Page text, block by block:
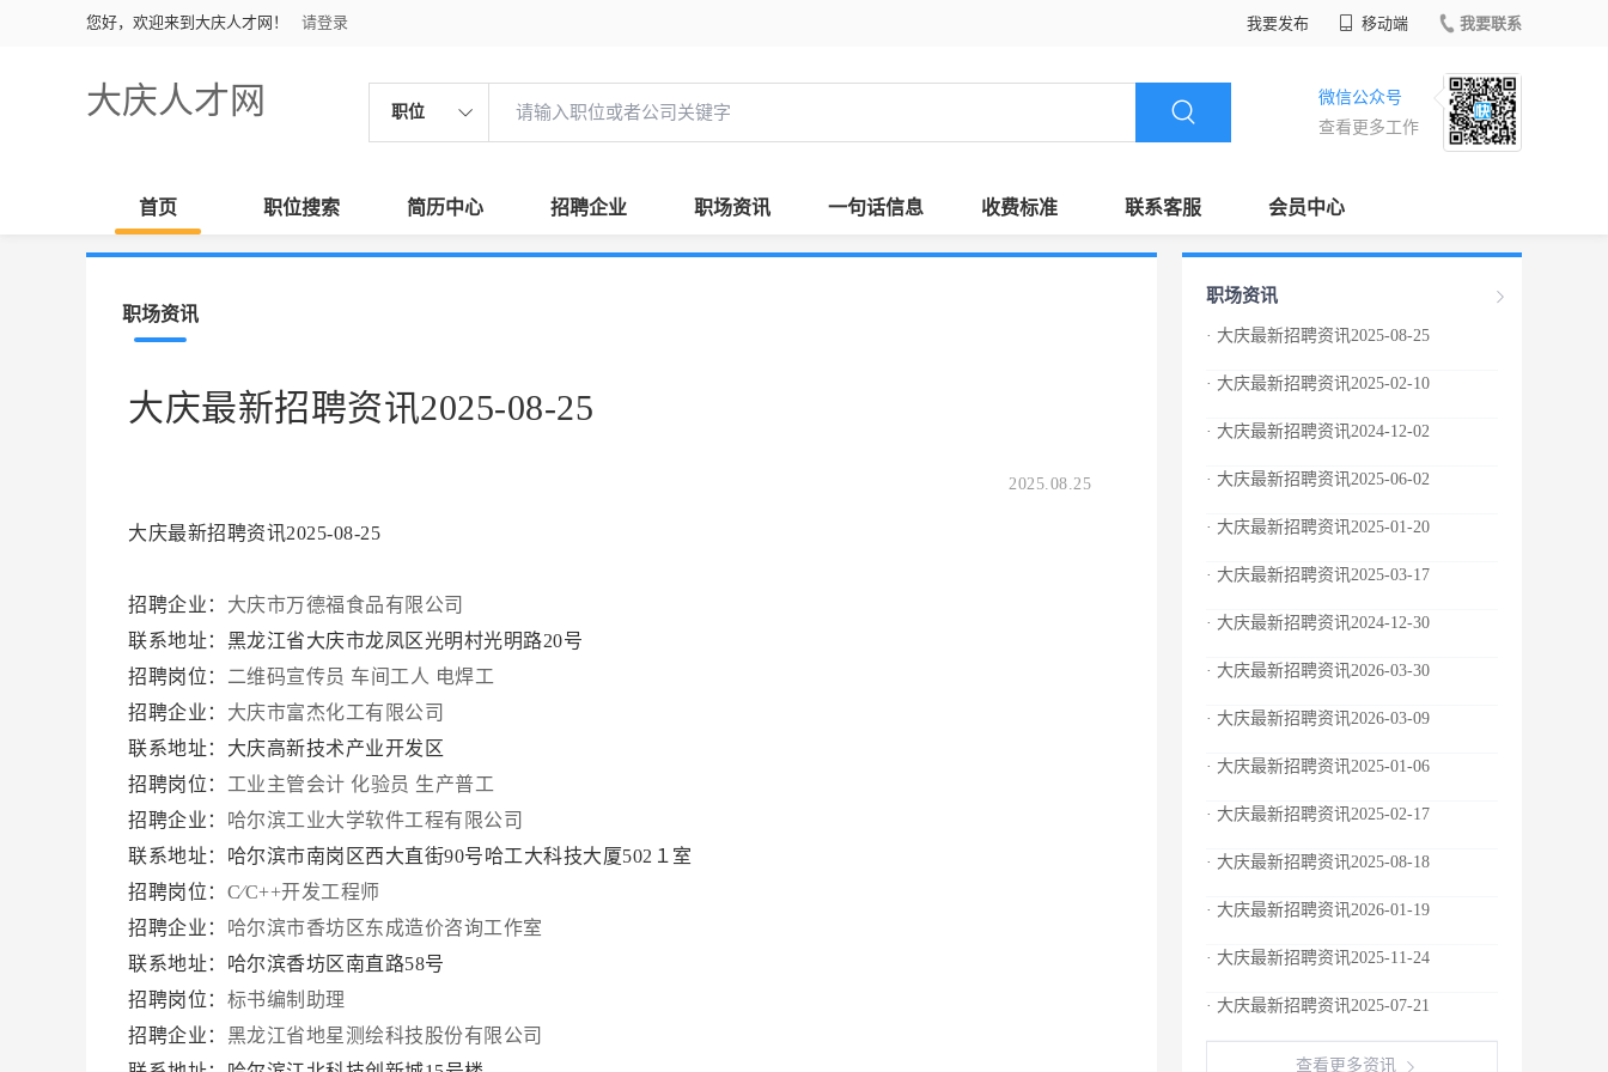
您好，欢迎来到大庆人才网！ 请登录 我要发布 移动端 我要联系
大庆人才网 职位
微信公众号
查看更多工作
首页 职位搜索 简历中心 招聘企业 职场资讯 一句话信息 收费标准 联系客服 会员中心
职场资讯
大庆最新招聘资讯2025-08-25
2025.08.25
大庆最新招聘资讯2025-08-25
招聘企业： 大庆市万德福食品有限公司
联系地址：黑龙江省大庆市龙凤区光明村光明路20号
招聘岗位： 二维码宣传员 车间工人 电焊工
招聘企业： 大庆市富杰化工有限公司
联系地址：大庆高新技术产业开发区
招聘岗位： 工业主管会计 化验员 生产普工
招聘企业：
哈尔滨工业大学软件工程有限公司
联系地址：哈尔滨市南岗区西大直街90号哈工大科技大厦502１室
招聘岗位： C∕C++开发工程师
招聘企业：
哈尔滨市香坊区东成造价咨询工作室
联系地址：哈尔滨香坊区南直路58号
招聘岗位： 标书编制助理
招聘企业： 黑龙江省地星测绘科技股份有限公司
职场资讯
· 大庆最新招聘资讯2025-08-25
· 大庆最新招聘资讯2025-02-10
· 大庆最新招聘资讯2024-12-02
· 大庆最新招聘资讯2025-06-02
· 大庆最新招聘资讯2025-01-20
· 大庆最新招聘资讯2025-03-17
· 大庆最新招聘资讯2024-12-30
· 大庆最新招聘资讯2026-03-30
· 大庆最新招聘资讯2026-03-09
· 大庆最新招聘资讯2025-01-06
· 大庆最新招聘资讯2025-02-17
· 大庆最新招聘资讯2025-08-18
· 大庆最新招聘资讯2026-01-19
· 大庆最新招聘资讯2025-11-24
· 大庆最新招聘资讯2025-07-21
查看更多资讯